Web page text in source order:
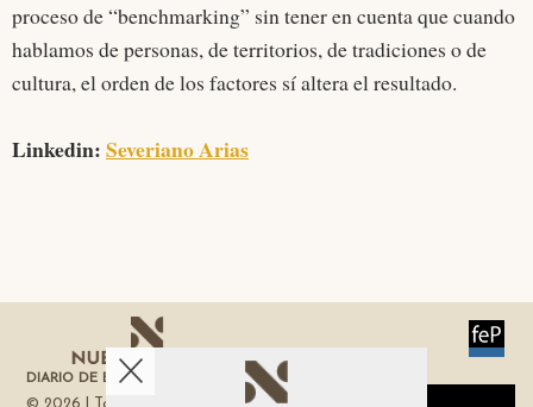
proceso de “benchmarking” sin tener en cuenta que cuando
hablamos de personas, de territorios, de tradiciones o de
cultura, el orden de los factores sí altera el resultado.
Linkedin:Severiano Arias
DIARIO DE ECONOMÍA DE LA REGIÓN DE MURCIA